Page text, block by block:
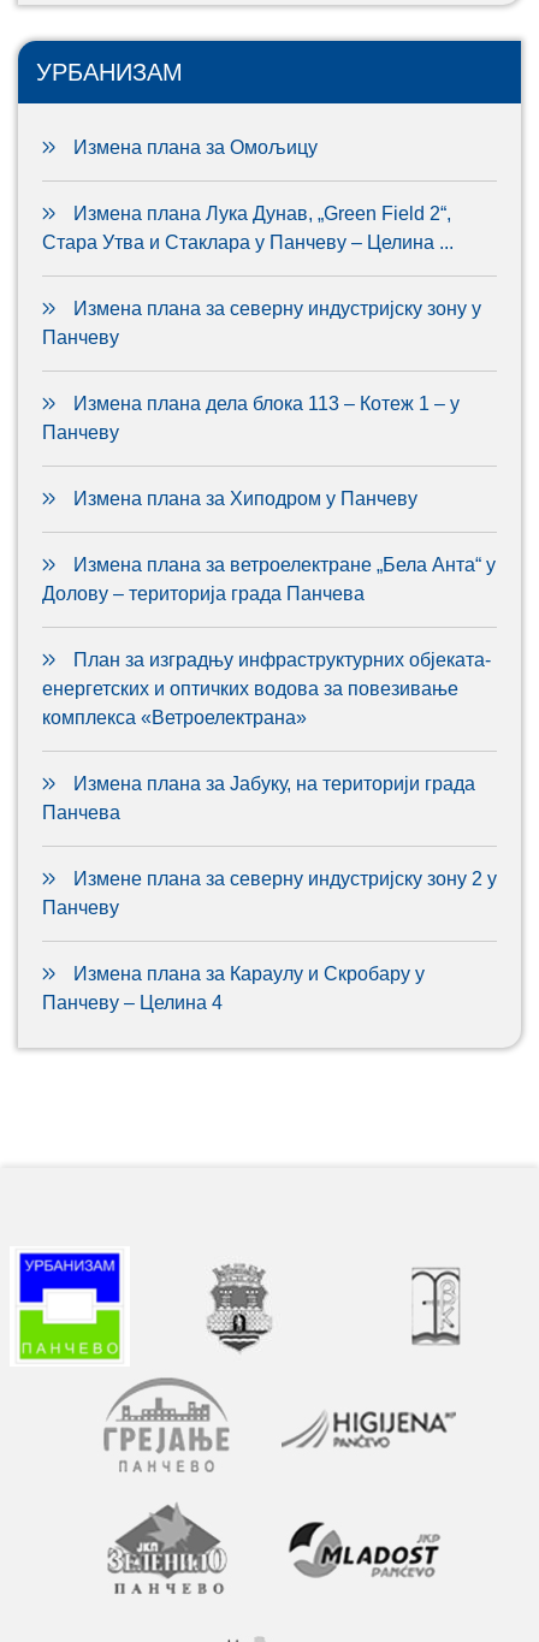
УРБАНИЗАМ
Измена плана за Омољицу
Измена плана Лука Дунав, „Green Field 2“,
Стара Утва и Стаклара у Панчеву – Целина ...
Измена плана за северну индустријску зону у
Панчеву
Измена плана дела блока 113 – Котеж 1 – у
Панчеву
Измена плана за Хиподром у Панчеву
Измена плана за ветроелектране „Бела Анта“ у
Долову – територија града Панчева
План за изградњу инфраструктурних објеката-
енергетских и оптичких водова за повезивање
комплекса «Ветроелектрана»
Измена плана за Јабуку, на територији града
Панчева
Измене плана за северну индустријску зону 2 у
Панчеву
Измена плана за Караулу и Скробару у
Панчеву – Целина 4